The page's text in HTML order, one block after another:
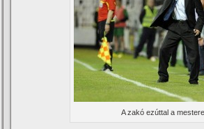
A zakó ezúttal a